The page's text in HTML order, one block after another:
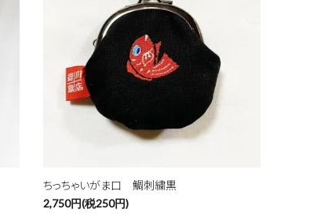
ちっちゃいがま口 鯛刺繍黒
2,750円(税250円)